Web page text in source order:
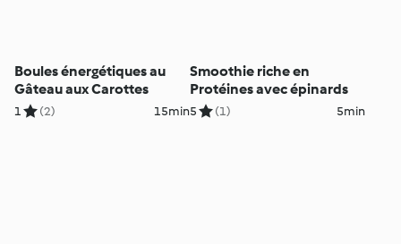
Boules énergétiques au
Gâteau aux Carottes
1 (2) 15min
Smoothie riche en
Protéines avec épinards
5 (1) 5min